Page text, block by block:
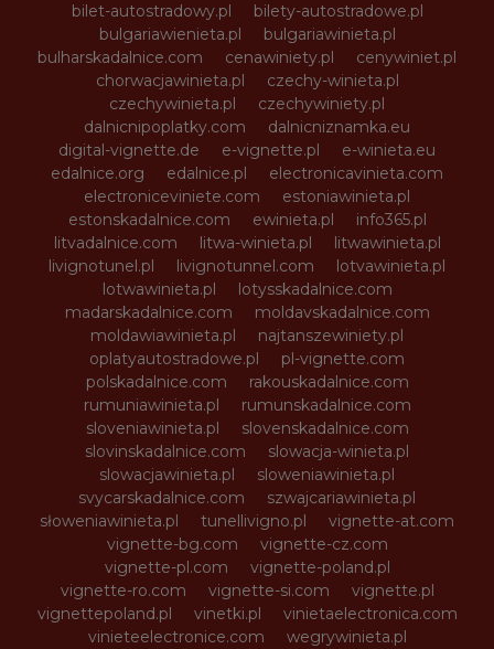
bilet-autostradowy.pl
bilety-autostradowe.pl
bulgariawienieta.pl
bulgariawinieta.pl
bulharskadalnice.com
cenawiniety.pl
cenywiniet.pl
chorwacjawinieta.pl
czechy-winieta.pl
czechywinieta.pl
czechywiniety.pl
dalnicnipoplatky.com
dalnicniznamka.eu
digital-vignette.de
e-vignette.pl
e-winieta.eu
edalnice.org
edalnice.pl
electronicavinieta.com
electroniceviniete.com
estoniawinieta.pl
estonskadalnice.com
ewinieta.pl
info365.pl
litvadalnice.com
litwa-winieta.pl
litwawinieta.pl
livignotunel.pl
livignotunnel.com
lotvawinieta.pl
lotwawinieta.pl
lotysskadalnice.com
madarskadalnice.com
moldavskadalnice.com
moldawiawinieta.pl
najtanszewiniety.pl
oplatyautostradowe.pl
pl-vignette.com
polskadalnice.com
rakouskadalnice.com
rumuniawinieta.pl
rumunskadalnice.com
sloveniawinieta.pl
slovenskadalnice.com
slovinskadalnice.com
slowacja-winieta.pl
slowacjawinieta.pl
sloweniawinieta.pl
svycarskadalnice.com
szwajcariawinieta.pl
słoweniawinieta.pl
tunellivigno.pl
vignette-at.com
vignette-bg.com
vignette-cz.com
vignette-pl.com
vignette-poland.pl
vignette-ro.com
vignette-si.com
vignette.pl
vignettepoland.pl
vinetki.pl
vinietaelectronica.com
vinieteelectronice.com
wegrywinieta.pl